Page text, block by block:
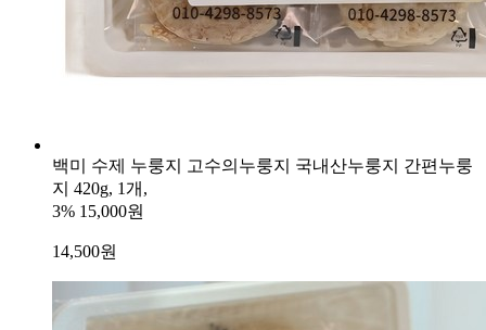
백미 수제 누룽지 고수의누룽지 국내산누룽지 간편누룽
지 420g, 1개,
3% 15,000원
14,500원